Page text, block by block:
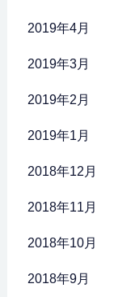
2019年4月
2019年3月
2019年2月
2019年1月
2018年12月
2018年11月
2018年10月
2018年9月